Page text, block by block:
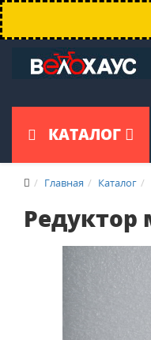
КАТАЛОГ
Главная Каталог
Редуктор